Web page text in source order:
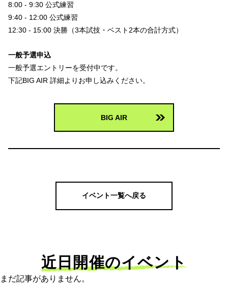
8:00 - 9:30 公式練習
9:40 - 12:00 公式練習
12:30 - 15:00 決勝（3本試技・ベスト2本の合計方式）
一般予選申込
一般予選エントリーを受付中です。
下記BIG AIR 詳細よりお申し込みください。
BIG AIR
イベント一覧へ戻る
近日開催のイベント
まだ記事がありません。